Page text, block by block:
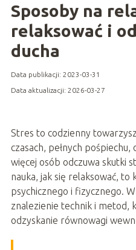
Sposoby na
relaksować i
ducha
Data publikacji: 2023-03-31
Data aktualizacji: 2026-03-27
Stres to codzienny
czasach, pełnych
więcej osób odczuwa skutki
nauka, jak się relaksować, to
psychicznego i fizycznego.
znalezienie technik i metod,
odzyskanie równowagi